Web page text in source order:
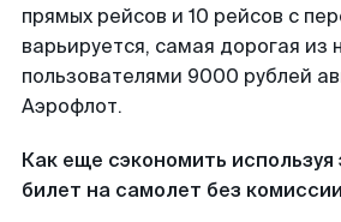
прямых рейсов и 10 рейсов с
варьируется, самая дорогая из
пользователями 9000 рублей
Аэрофлот.
Как еще сэкономить
билет на самолет без